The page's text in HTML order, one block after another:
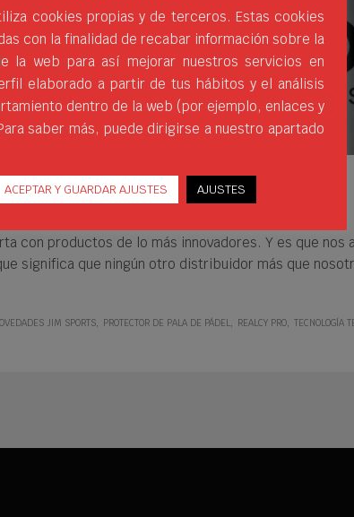
MANO DE JIM SPORTS
con productos de lo más innovadores. Y es que nos
significa que ningún otro distribuidor más que
JIM SPORTS PROTECTOR DE PALA DE PÁDEL REALCY PRO TECNOLOGÍA
cookies propias y de terceros. Estas cookies
con la finalidad de recabar información sobre la
la web para así mejorar nuestros servicios en
elaborado a partir de tus hábitos y el análisis
dentro de la web (por ejemplo, enlaces y
saber más, puede dirigirse a nuestro apartado
ACEPTAR Y GUARDAR AJUSTES AJUSTES